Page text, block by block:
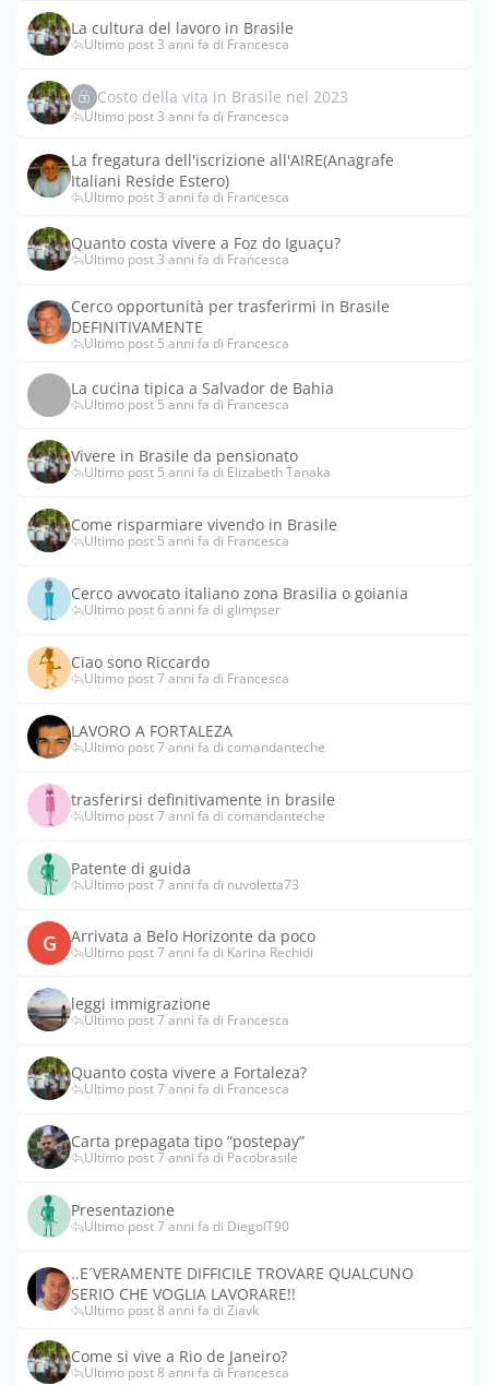
La cultura del lavoro in Brasile
Ultimo post 3 anni fa di Francesca
Costo della vita in Brasile nel 2023
Ultimo post 3 anni fa di Francesca
La fregatura dell'iscrizione all'AIRE(Anagrafe
Italiani Reside Estero)
Ultimo post 3 anni fa di Francesca
Quanto costa vivere a Foz do Iguaçu?
Ultimo post 3 anni fa di Francesca
Cerco opportunità per trasferirmi in Brasile
DEFINITIVAMENTE
Ultimo post 5 anni fa di Francesca
La cucina tipica a Salvador de Bahia
Ultimo post 5 anni fa di Francesca
Vivere in Brasile da pensionato
Ultimo post 5 anni fa di Elizabeth Tanaka
Come risparmiare vivendo in Brasile
Ultimo post 5 anni fa di Francesca
Cerco avvocato italiano zona Brasilia o goiania
Ultimo post 6 anni fa di glimpser
Ciao sono Riccardo
Ultimo post 7 anni fa di Francesca
LAVORO A FORTALEZA
Ultimo post 7 anni fa di comandanteche
trasferirsi definitivamente in brasile
Ultimo post 7 anni fa di comandanteche
Patente di guida
Ultimo post 7 anni fa di nuvoletta73
G Arrivata a Belo Horizonte da poco
Ultimo post 7 anni fa di Karina Rechidi
leggi immigrazione
Ultimo post 7 anni fa di Francesca
Quanto costa vivere a Fortaleza?
Ultimo post 7 anni fa di Francesca
Carta prepagata tipo “postepay”
Ultimo post 7 anni fa di Pacobrasile
Presentazione
Ultimo post 7 anni fa di DiegoIT90
..E´VERAMENTE DIFFICILE TROVARE QUALCUNO
SERIO CHE VOGLIA LAVORARE!!
Ultimo post 8 anni fa di Ziavk
Come si vive a Rio de Janeiro?
Ultimo post 8 anni fa di Francesca